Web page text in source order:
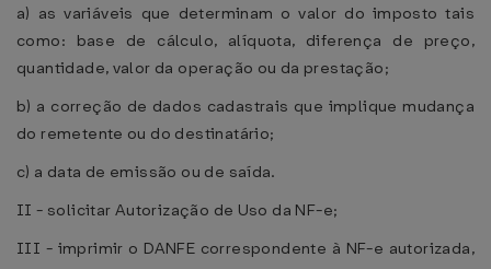
a) as variáveis que determinam o valor do imposto tais
como: base de cálculo, alíquota, diferença de preço,
quantidade, valor da operação ou da prestação;
b) a correção de dados cadastrais que implique mudança
do remetente ou do destinatário;
c) a data de emissão ou de saída.
II - solicitar Autorização de Uso da NF-e;
III - imprimir o DANFE correspondente à NF-e autorizada,